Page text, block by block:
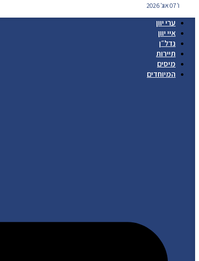
ו' 07 אוג' 2026
ערי יוון
איי יוון
נדל״ן
תיירות
מיסים
המיוחדים